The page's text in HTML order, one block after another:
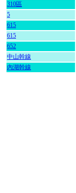
310區
5
615
615
652
中山幹線
內湖幹線